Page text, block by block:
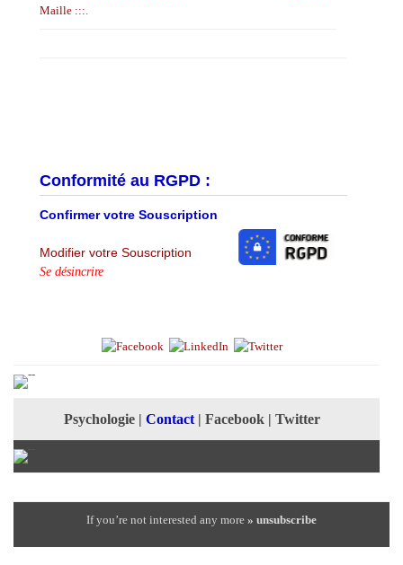
Maille :::
Conformité au RGPD :
Confirmer votre Souscription
Modifier votre Souscription
Se désincrire
Psychologie| Contact| Facebook| Twitter
If you’re not interested any more » unsubscribe